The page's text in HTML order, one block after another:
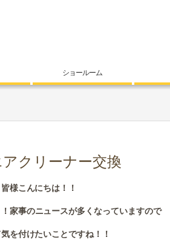
ショールーム
クリーナー交換
皆様こんにちは！！
家事のニュースが多くなっていますので
を付けたいことですね！！